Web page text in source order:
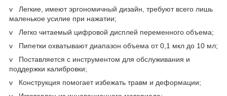
v Легкие, имеют эргономичный дизайн, требуют всего лишь
маленькое усилие при нажатии;
v Легко читаемый цифровой дисплей переменного объема;
v Пипетки охватывают диапазон объема от 0,1 мкл до 10 мл;
v Поставляется с инструментом для обслуживания и
поддержки калибровки;
v Конструкция помогает избежать травм и деформации;